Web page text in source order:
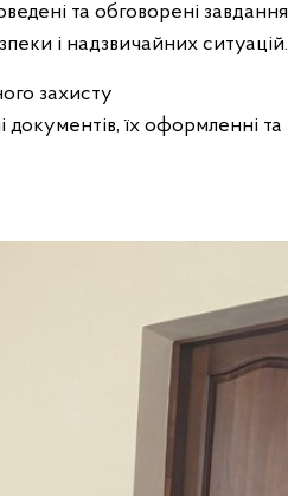
та обговорені завдання
і надзвичайних ситуацій.
захисту
документів, їх оформленні та